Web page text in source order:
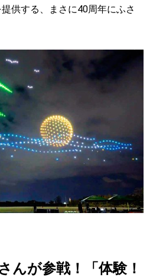
供する、まさに40周年にふさ
んが参戦！「体験！